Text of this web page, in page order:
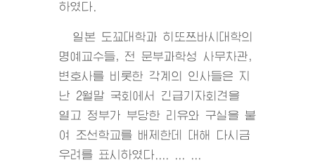
하였다.
일본 도꾜대학과 히또쯔바시대학의
명예교수들, 전 문부과학성 사무차관,
변호사를 비롯한 각계의 인사들은 지
난 2월말 국회에서 긴급기자회견을
열고 정부가 부당한 리유와 구실을 붙
여 조선학교를 배제한데 대해 다시금
우려를 표시하였다.... ... ...